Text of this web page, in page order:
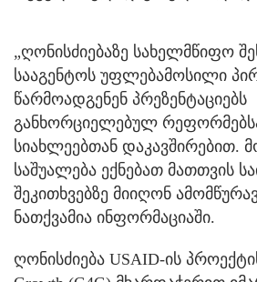
„ღონისძიებაზე სახელმწიფო
სააგენტოს უფლებამოსილი
წარმოადგენენ პრეზენტაციებს
განხორციელებულ
სიახლეებთან დაკავშირებით.
საშუალება ექნებათ მათთვის
შეკითხვებზე მიიღონ
ნათქვამია ინფორმაციაში.
ღონისძიება USAID-ის